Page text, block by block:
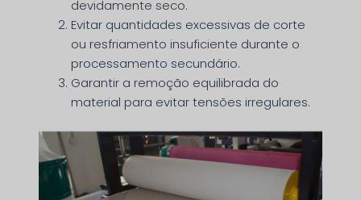
devidamente seco.
Evitar quantidades excessivas de corte
ou resfriamento insuficiente durante o
processamento secundário.
Garantir a remoção equilibrada do
material para evitar tensões irregulares.